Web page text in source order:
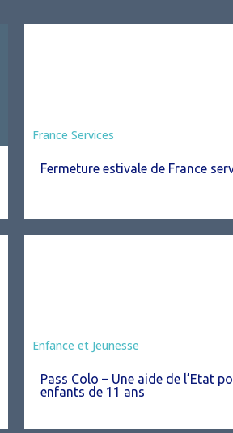
France Services
Fermeture estivale de France
Animation
Enfance et Jeunesse
Pass Colo – Une aide de l’Etat
enfants de 11 ans